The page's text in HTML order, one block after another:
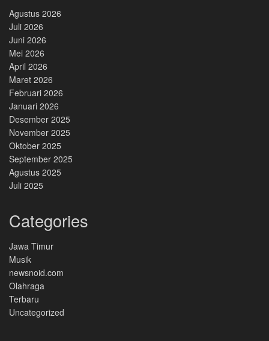
Agustus 2026
Juli 2026
Juni 2026
Mei 2026
April 2026
Maret 2026
Februari 2026
Januari 2026
Desember 2025
November 2025
Oktober 2025
September 2025
Agustus 2025
Juli 2025
Categories
Jawa Timur
Musik
newsnoid.com
Olahraga
Terbaru
Uncategorized